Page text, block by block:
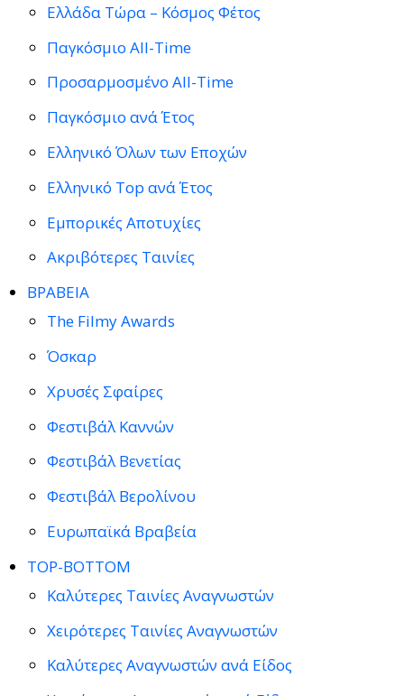
Ελλάδα Τώρα – Κόσμος Φέτος
Παγκόσμιο All-Time
Προσαρμοσμένο All-Time
Παγκόσμιο ανά Έτος
Ελληνικό Όλων των Εποχών
Ελληνικό Top ανά Έτος
Εμπορικές Αποτυχίες
Ακριβότερες Ταινίες
ΒΡΑΒΕΙΑ
The Filmy Awards
Όσκαρ
Χρυσές Σφαίρες
Φεστιβάλ Καννών
Φεστιβάλ Βενετίας
Φεστιβάλ Βερολίνου
Ευρωπαϊκά Βραβεία
TOP-BOTTOM
Καλύτερες Ταινίες Αναγνωστών
Χειρότερες Ταινίες Αναγνωστών
Καλύτερες Αναγνωστών ανά Είδος